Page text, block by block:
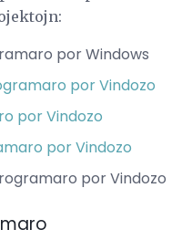
por Windows
por Vindozo
por Vindozo
por Vindozo
por Vindozo